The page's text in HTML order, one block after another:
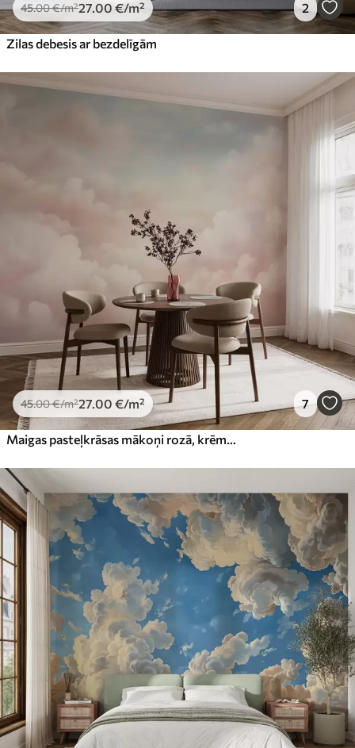
45.00€/m²27.00 €/m² 2
Zilas debesis ar bezdelīgām
45.00€/m²27.00 €/m² 7
Maigas pasteļkrāsas mākoņi rozā, krēmkrāsas un zilos toņos